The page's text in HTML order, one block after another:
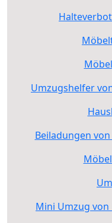
Umzugshelfer
Beiladungen
Mini Umzug